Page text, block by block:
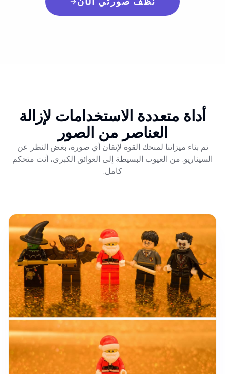
أداة متعددة الاستخدامات لإزالة
العناصر من الصور
تم بناء ميزاتنا لمنحك القوة لإتقان أي صورة، بغض النظر عن
السيناريو. من العيوب البسيطة إلى العوائق الكبرى، أنت متحكم
كامل.